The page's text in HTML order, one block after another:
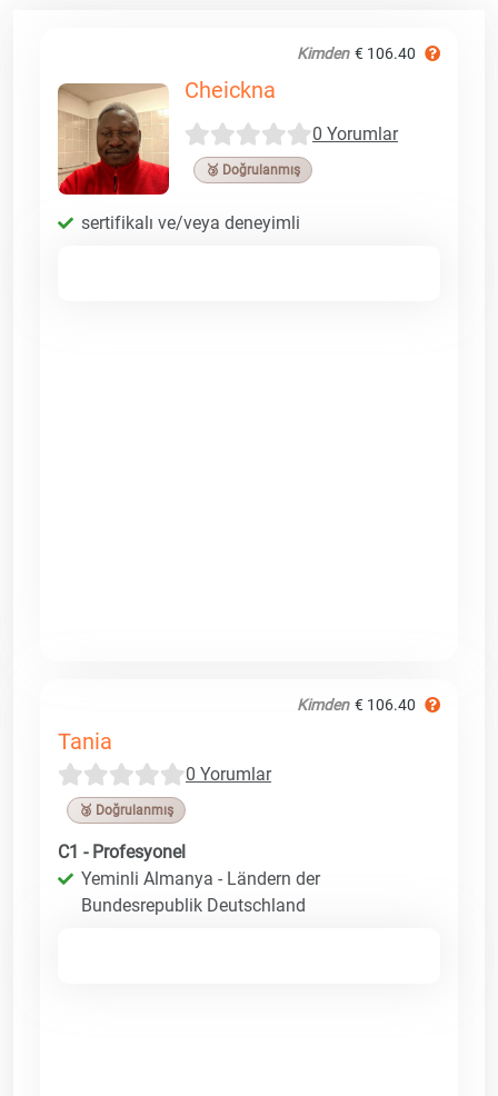
Kimden € 106.40
Cheickna
0 Yorumlar
🥉 Doğrulanmış
sertifikalı ve/veya deneyimli
Kimden € 106.40
Tania
0 Yorumlar
🥉 Doğrulanmış
C1 - Profesyonel
Yeminli Almanya - Ländern der
Bundesrepublik Deutschland